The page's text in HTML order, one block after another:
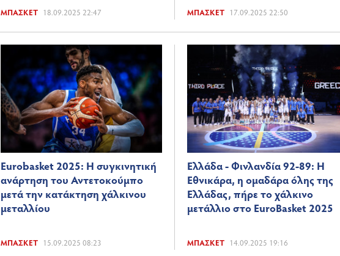
ΜΠΆΣΚΕΤ 18.09.2025 22:47 ΜΠΆΣΚΕΤ 17.09.2025 22:50
Eurobasket 2025: Η συγκινητική
ανάρτηση του Αντετοκούμπο
μετά την κατάκτηση χάλκινου
μεταλλίου
ΜΠΆΣΚΕΤ 15.09.2025 08:23
Ελλάδα - Φινλανδία 92-89: Η
Εθνικάρα, η ομαδάρα όλης της
Ελλάδας, πήρε το χάλκινο
μετάλλιο στο EuroBasket 2025
ΜΠΆΣΚΕΤ 14.09.2025 19:16